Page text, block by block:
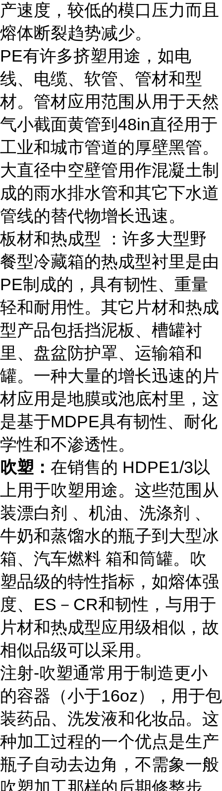
产速度，较低的模口压力而且
熔体断裂趋势减少。
PE有许多挤塑用途，如电
线、电缆、软管、管材和型
材。管材应用范围从用于天然
气小截面黄管到48in直径用于
工业和城市管道的厚壁黑管。
大直径中空壁管用作混凝土制
成的雨水排水管和其它下水道
管线的替代物增长迅速。
板材和热成型 ：许多大型野
餐型冷藏箱的热成型衬里是由
PE制成的，具有韧性、重量
轻和耐用性。其它片材和热成
型产品包括挡泥板、槽罐衬
里、盘盆防护罩、运输箱和
罐。一种大量的增长迅速的片
材应用是地膜或池底村里，这
是基于MDPE具有韧性、耐化
学性和不渗透性。
吹塑： 在销售的 HDPE1/3以
上用于吹塑用途。这些范围从
装漂白剂 、机油、洗涤剂 、
牛奶和蒸馏水的瓶子到大型冰
箱、汽车燃料 箱和筒罐。吹
塑品级的特性指标，如熔体强
度、ES－CR和韧性，与用于
片材和热成型应用级相似，故
相似品级可以采用。
注射-吹塑通常用于制造更小
的容器（小于16oz），用于包
装药品、洗发液和化妆品。这
种加工过程的一个优点是生产
瓶子自动去边角，不需象一般
吹塑加工那样的后期修整步